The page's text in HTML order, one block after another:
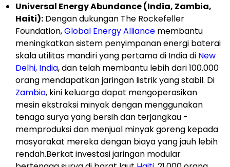
Universal Energy Abundance (India, Zambia,
Haiti): Dengan dukungan The Rockefeller
Foundation,Global Energy Alliance membantu
meningkatkan sistem penyimpanan energi baterai
skala utilitas mandiri yang pertama di India di New
Delhi, India, dan telah membantu lebih dari 100.000
orang mendapatkan jaringan listrik yang stabil. Di
Zambia, kini keluarga dapat mengoperasikan
mesin ekstraksi minyak dengan menggunakan
tenaga surya yang bersih dan terjangkau -
memproduksi dan menjual minyak goreng kepada
masyarakat mereka dengan biaya yang jauh lebih
rendah.Berkat investasi jaringan modular